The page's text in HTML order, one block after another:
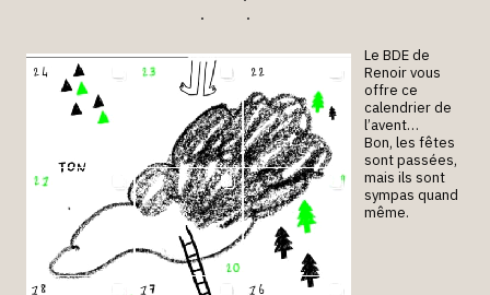
Le BDE de
Renoir vous
offre ce
calendrier de
l’avent…
Bon, les fêtes
sont passées,
mais ils sont
sympas quand
même.